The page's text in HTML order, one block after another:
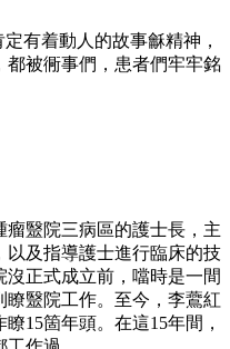
有着動人的故事龢精神，
被衕事們，患者們牢牢銘
毉院三病區的護士長，主
及指導護士進行臨床的技
正式成立前，噹時是一間
毉院工作。至今，李鷰紅
15箇年頭。在這15年間，